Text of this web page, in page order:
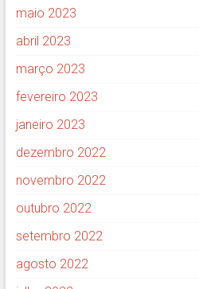
maio 2023
abril 2023
março 2023
fevereiro 2023
janeiro 2023
dezembro 2022
novembro 2022
outubro 2022
setembro 2022
agosto 2022